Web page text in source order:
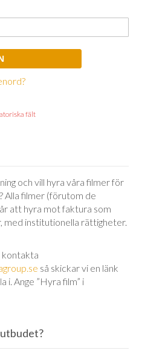
och vill hyra våra filmer för
Alla filmer (förutom de
att hyra mot faktura som
med institutionella rättigheter.
kontakta
så skickar vi en länk
i. Ange ”Hyra film” i